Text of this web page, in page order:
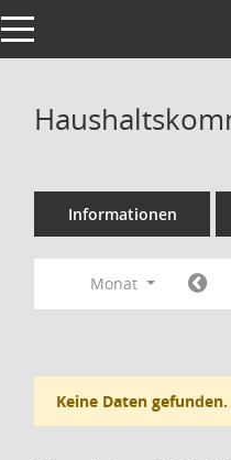
Toggle navigation
Informationen
Monat
Keine Daten gefunden.